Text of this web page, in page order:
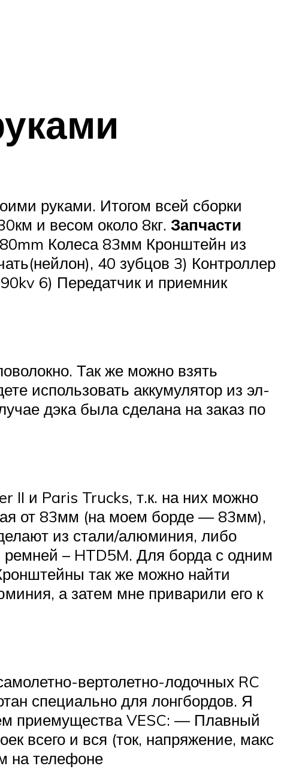
руками. Итогом всей сборки
и весом около 8кг. Запчасти
Колеса 83мм Кронштейн из
40 зубцов 3) Контроллер
6) Передатчик и приемник
Так же можно взять
использовать аккумулятор из эл-
дэка была сделана на заказ по
II и Paris Trucks, т.к. на них можно
от 83мм (на моем борде — 83мм),
из стали/алюминия, либо
– HTD5M. Для борда с одним
так же можно найти
а затем мне приварили его к
вертолетно-лодочных RC
специально для лонгбордов. Я
приемущества VESC: — Плавный
всего и вся (ток, напряжение, макс
на телефоне